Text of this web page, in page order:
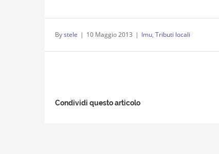
Bystele | 10 Maggio 2013 | Imu, Tributi locali
Condividi questo articolo